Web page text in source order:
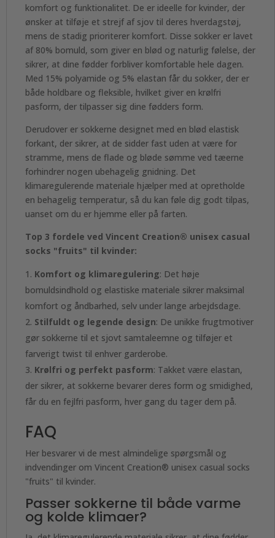
komfort og funktionalitet. De er ideelle for kvinder, der
ønsker at tilføje et strejf af sjov til deres hverdagstøj,
mens de stadig prioriterer komfort. Disse sokker er lavet
af 80% bomuld, som giver en blød og naturlig følelse, der
sikrer, at dine fødder forbliver komfortable hele dagen.
Med 15% polyamide og 5% elastan får du sokker, der er
både holdbare og fleksible, hvilket giver en krølfri
pasform, der tilpasser sig dine fødders form.
Derudover er sokkerne designet med en blød elastisk
forkant, der sikrer, at de sidder fast uden at være for
stramme, mens de flade og bløde sømme ved tæerne
forhindrer nogen ubehagelig gnidning. Det
klimaregulerende materiale hjælper med at opretholde
en behagelig temperatur, så du kan føle dig godt tilpas,
uanset om du er hjemme eller på farten.
Top 3 fordele ved Vincent Creation® unisex casual
socks "fruits" til kvinder:
Komfort og klimaregulering: Det høje
bomuldsindhold og elastiske materiale sikrer maksimal
komfort og åndbarhed, selv under lange arbejdsdage.
Stilfuldt og legende design: De unikke frugtmotiver
gør sokkerne til et sjovt samtaleemne og tilføjer et
farverigt twist til enhver garderobe.
Krølfri og perfekt pasform: Takket være elastan,
der sikrer, at sokkerne bevarer deres form og smidighed,
får du en fejlfri pasform, hver gang du tager dem på.
FAQ
Her besvarer vi de mest almindelige spørgsmål og
indvendinger om Vincent Creation® unisex casual socks
"fruits" til kvinder.
Passer sokkerne til både varme
og kolde klimaer?